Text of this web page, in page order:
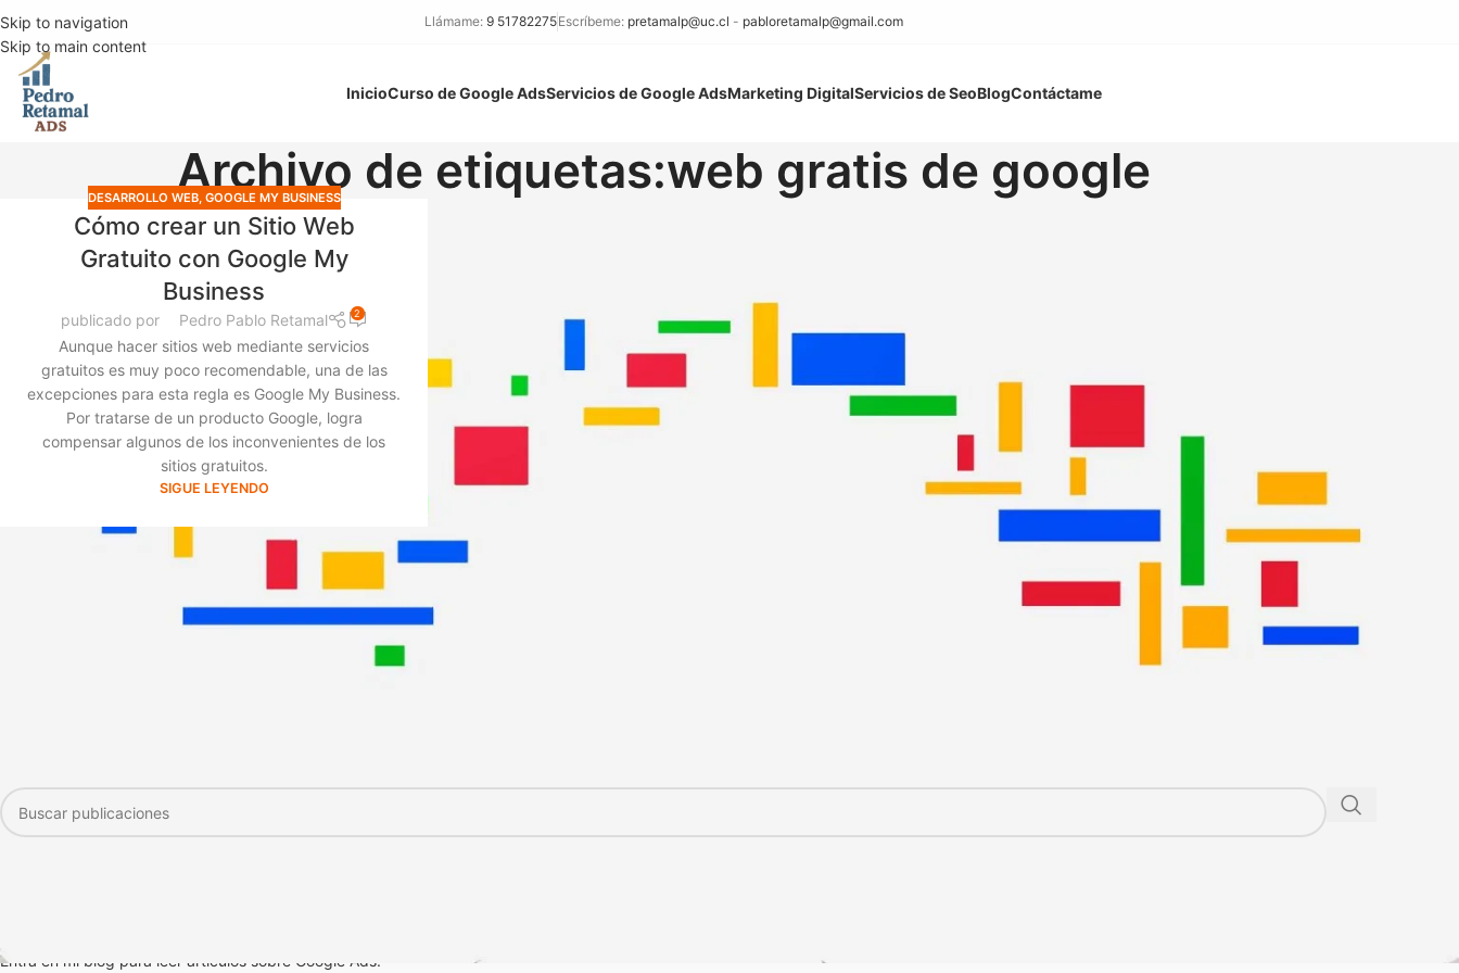
Skip to navigation
Skip to main content
Llámame: 9 51782275Escríbeme: pretamalp@uc.cl - pabloretamalp@gmail.com
InicioCurso de Google AdsServicios de Google AdsMarketing DigitalServicios de SeoBlogContáctame
Archivo de etiquetas:web gratis de google
DESARROLLO WEB, GOOGLE MY BUSINESS
Cómo crear un Sitio Web
Gratuito con Google My
Business
publicado por Pedro Pablo Retamal 2
Aunque hacer sitios web mediante servicios
gratuitos es muy poco recomendable, una de las
excepciones para esta regla es Google My Business.
Por tratarse de un producto Google, logra
compensar algunos de los inconvenientes de los
sitios gratuitos.
SIGUE LEYENDO
Entra en mi blog para leer artículos sobre Google Ads.